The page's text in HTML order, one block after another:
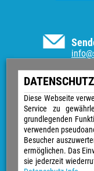
Diese Webseite
Service zu
grundlegenden
verwenden
Besucher
ermöglichen. Das
sie jederzeit
Über